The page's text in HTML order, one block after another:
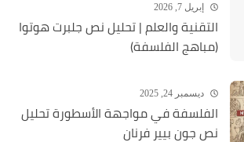
إبريل 7, 2026
التقنية والعلم | تحليل نص جلبرت هوتوا
(مباهج الفلسفة)
ديسمبر 24, 2025
الفلسفة في مواجهة الأسطورة تحليل
نص جون بيير فرنان